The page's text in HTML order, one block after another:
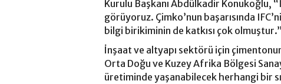
Kurulu Başkanı Abdülkadir Konukoğlu,
görüyoruz. Çimko’nun başarısında
bilgi birikiminin de katkısı çok
İnşaat ve altyapı sektörü için
Orta Doğu ve Kuzey Afrika Bölgesi
üretiminde yaşanabilecek herhangi bir